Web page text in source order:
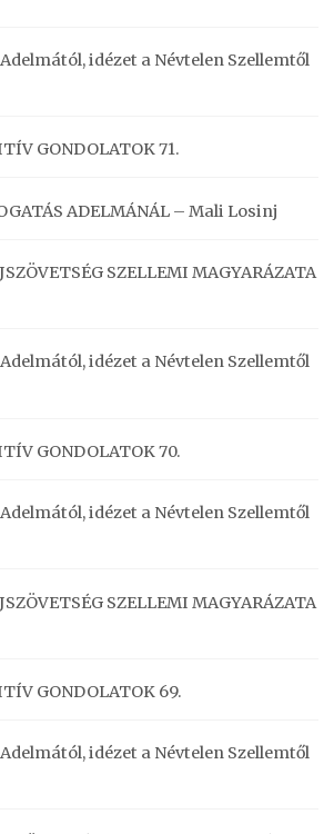
idézet a Névtelen Szellemtől
GONDOLATOK 71.
ADELMÁNÁL – Mali Losinj
SZELLEMI MAGYARÁZATA
idézet a Névtelen Szellemtől
GONDOLATOK 70.
idézet a Névtelen Szellemtől
SZELLEMI MAGYARÁZATA
GONDOLATOK 69.
idézet a Névtelen Szellemtől